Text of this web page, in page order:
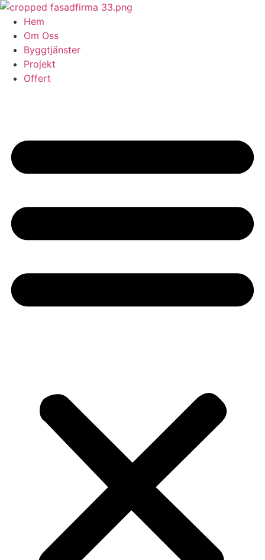
Skip
content
Hem
Om Oss
Byggtjänster
Projekt
Offert